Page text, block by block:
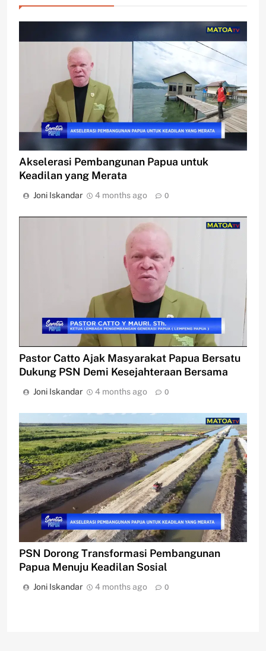
Akselerasi Pembangunan Papua untuk
Keadilan yang Merata
Joni Iskandar 4 months ago 0
Pastor Catto Ajak Masyarakat Papua Bersatu
Dukung PSN Demi Kesejahteraan Bersama
Joni Iskandar 4 months ago 0
PSN Dorong Transformasi Pembangunan
Papua Menuju Keadilan Sosial
Joni Iskandar 4 months ago 0